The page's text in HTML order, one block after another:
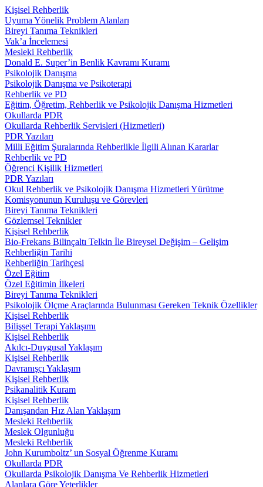
Kişisel Rehberlik
Uyuma Yönelik Problem Alanları
Bireyi Tanıma Teknikleri
Vak’a İncelemesi
Mesleki Rehberlik
Donald E. Super’in Benlik Kavramı Kuramı
Psikolojik Danışma
Psikolojik Danışma ve Psikoterapi
Rehberlik ve PD
Eğitim, Öğretim, Rehberlik ve Psikolojik Danışma Hizmetleri
Okullarda PDR
Okullarda Rehberlik Servisleri (Hizmetleri)
PDR Yazıları
Milli Eğitim Şuralarında Rehberlikle İlgili Alınan Kararlar
Rehberlik ve PD
Öğrenci Kişilik Hizmetleri
PDR Yazıları
Okul Rehberlik ve Psikolojik Danışma Hizmetleri Yürütme
Komisyonunun Kuruluşu ve Görevleri
Bireyi Tanıma Teknikleri
Gözlemsel Teknikler
Kişisel Rehberlik
Bio-Frekans Bilinçaltı Telkin İle Bireysel Değişim – Gelişim
Rehberliğin Tarihi
Rehberliğin Tarihçesi
Özel Eğitim
Özel Eğitimin İlkeleri
Bireyi Tanıma Teknikleri
Psikolojik Ölçme Araçlarında Bulunması Gereken Teknik Özellikler
Kişisel Rehberlik
Bilişsel Terapi Yaklaşımı
Kişisel Rehberlik
Akılcı-Duygusal Yaklaşım
Kişisel Rehberlik
Davranışçı Yaklaşım
Kişisel Rehberlik
Psikanalitik Kuram
Kişisel Rehberlik
Danışandan Hız Alan Yaklaşım
Mesleki Rehberlik
Meslek Olgunluğu
Mesleki Rehberlik
John Kurumboltz’ un Sosyal Öğrenme Kuramı
Okullarda PDR
Okullarda Psikolojik Danışma Ve Rehberlik Hizmetleri
Alanlara Göre Yeterlikler